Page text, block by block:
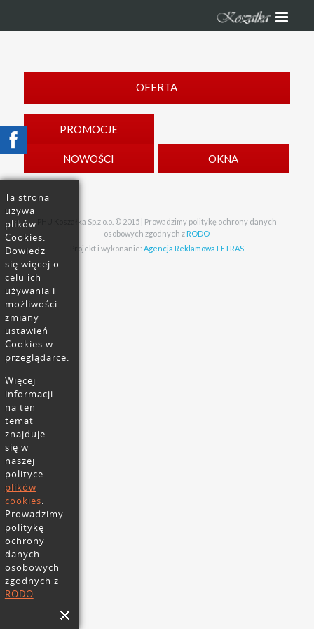
OFERTA
PROMOCJE
NOWOŚCI OKNA
PHU Koszałka Sp.z o.o. © 2015 | Prowadzimy politykę ochrony danych
osobowych zgodnych z RODO
Projekt i wykonanie: Agencja Reklamowa LETRAS
Ta strona
używa
plików
Cookies.
Dowiedz
się więcej o
celu ich
używania i
możliwości
zmiany
ustawień
Cookies w
przeglądarce.
Więcej
informacji
na ten
temat
znajduje
się w
naszej
polityce
plików
cookies.
Prowadzimy
politykę
ochrony
danych
osobowych
zgodnych z
RODO